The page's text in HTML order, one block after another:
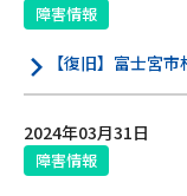
障害情報
【復旧】富士宮
2024年03月31日
障害情報